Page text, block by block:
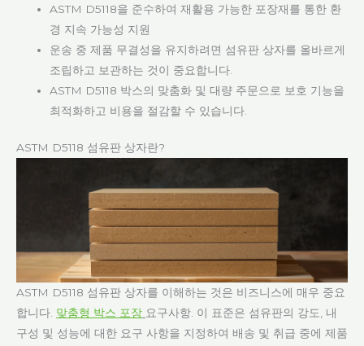
ASTM D5118을 준수하여 재활용 가능한 포장재를 통한 환
경 지속 가능성 지원
운송 중 제품 무결성을 유지하려면 섬유판 상자를 올바르게
조립하고 보관하는 것이 중요합니다.
ASTM D5118 박스의 맞춤화 및 대량 주문으로 보호 기능을
최적화하고 비용을 절감할 수 있습니다.
ASTM D5118 섬유판 상자란?
ASTM D5118 섬유판 상자를 이해하는 것은 비즈니스에 매우 중요
합니다. 맞춤형 박스 포장 요구사항. 이 표준은 섬유판의 강도, 내
구성 및 성능에 대한 요구 사항을 지정하여 배송 및 취급 중에 제품